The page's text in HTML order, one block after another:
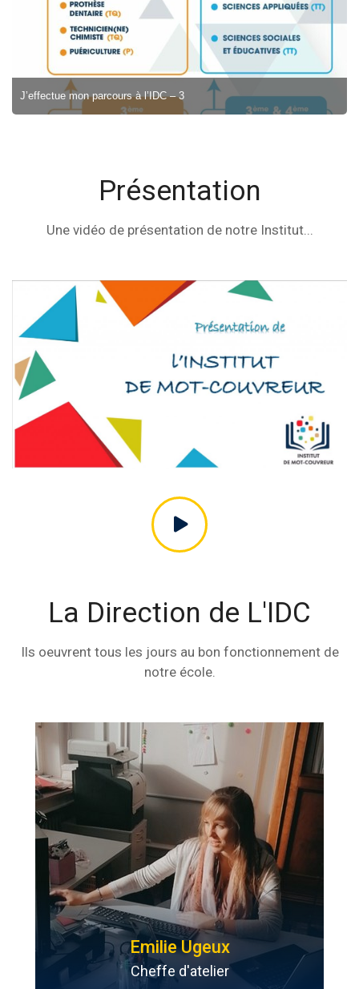
l’IDC – 3 J’effectue mon parcours à
Présentation
Une vidéo de présentation de notre Institut...
La Direction de L'IDC
Ils oeuvrent tous les jours au bon fonctionnement de
notre école.
Emilie Ugeux
Cheffe d'atelier